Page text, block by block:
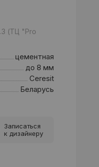
(ТЦ "Pro
цементная
до 8 мм
Ceresit
Беларусь
Записаться
к дизайнеру